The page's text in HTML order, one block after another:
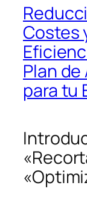
Costes
Plan
para tu